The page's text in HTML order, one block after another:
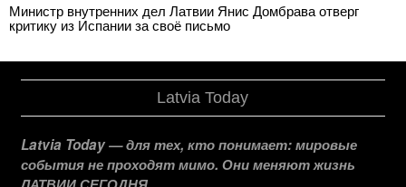
Министр внутренних дел Латвии Янис Домбрава отверг
критику из Испании за своё письмо
Latvia Today
Latvia Today — для тех, кто понимает: мировые
события не проходят мимо. Они меняют жизнь